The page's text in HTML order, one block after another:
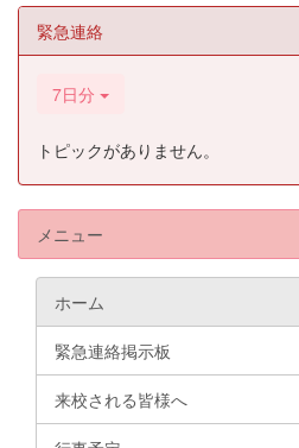
緊急連絡
7日分
トピックがありません。
メニュー
ホーム
緊急連絡掲示板
来校される皆様へ